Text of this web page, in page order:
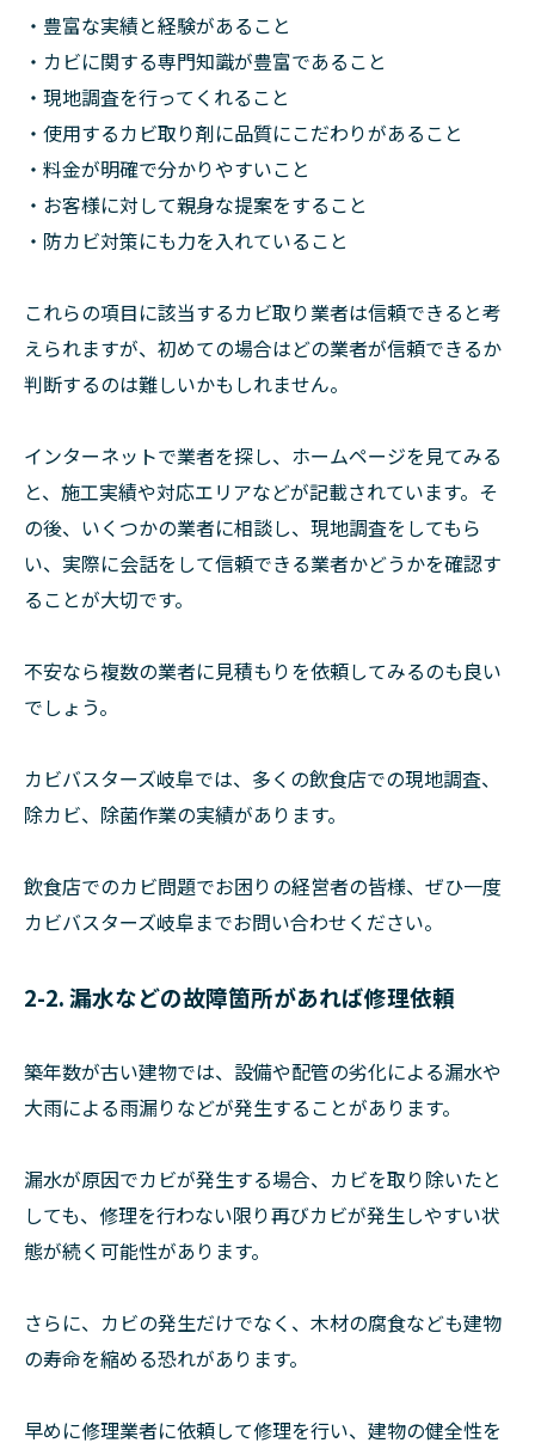
・豊富な実績と経験があること
・カビに関する専門知識が豊富であること
・現地調査を行ってくれること
・使用するカビ取り剤に品質にこだわりがあること
・料金が明確で分かりやすいこと
・お客様に対して親身な提案をすること
・防カビ対策にも力を入れていること
これらの項目に該当するカビ取り業者は信頼できると考
えられますが、初めての場合はどの業者が信頼できるか
判断するのは難しいかもしれません。
インターネットで業者を探し、ホームページを見てみる
と、施工実績や対応エリアなどが記載されています。そ
の後、いくつかの業者に相談し、現地調査をしてもら
い、実際に会話をして信頼できる業者かどうかを確認す
ることが大切です。
不安なら複数の業者に見積もりを依頼してみるのも良い
でしょう。
カビバスターズ岐阜では、多くの飲食店での現地調査、
除カビ、除菌作業の実績があります。
飲食店でのカビ問題でお困りの経営者の皆様、ぜひ一度
カビバスターズ岐阜までお問い合わせください。
2-2. 漏水などの故障箇所があれば修理依頼
築年数が古い建物では、設備や配管の劣化による漏水や
大雨による雨漏りなどが発生することがあります。
漏水が原因でカビが発生する場合、カビを取り除いたと
しても、修理を行わない限り再びカビが発生しやすい状
態が続く可能性があります。
さらに、カビの発生だけでなく、木材の腐食なども建物
の寿命を縮める恐れがあります。
早めに修理業者に依頼して修理を行い、建物の健全性を